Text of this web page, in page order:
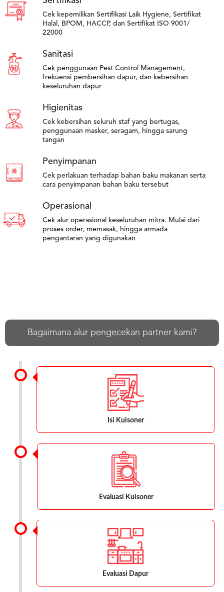
Cek kepemilikan Sertifikasi Laik Hygiene, Sertifikat
Halal, BPOM, HACCP, dan Sertifikat ISO 9001/
22000
Sanitasi
Cek penggunaan Pest Control Management,
frekuensi pembersihan dapur, dan kebersihan
keseluruhan dapur
Higienitas
Cek kebersihan seluruh staf yang bertugas,
penggunaan masker, seragam, hingga sarung
tangan
Penyimpanan
Cek perlakuan terhadap bahan baku makanan serta
cara penyimpanan bahan baku tersebut
Operasional
Cek alur operasional keseluruhan mitra. Mulai dari
proses order, memasak, hingga armada
pengantaran yang digunakan
Bagaimana alur pengecekan partner kami?
Isi Kuisoner
Evaluasi Kuisoner
Evaluasi Dapur